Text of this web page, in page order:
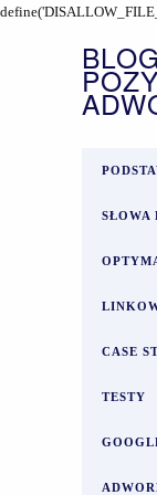
SŁOWA
CASE
TESTY